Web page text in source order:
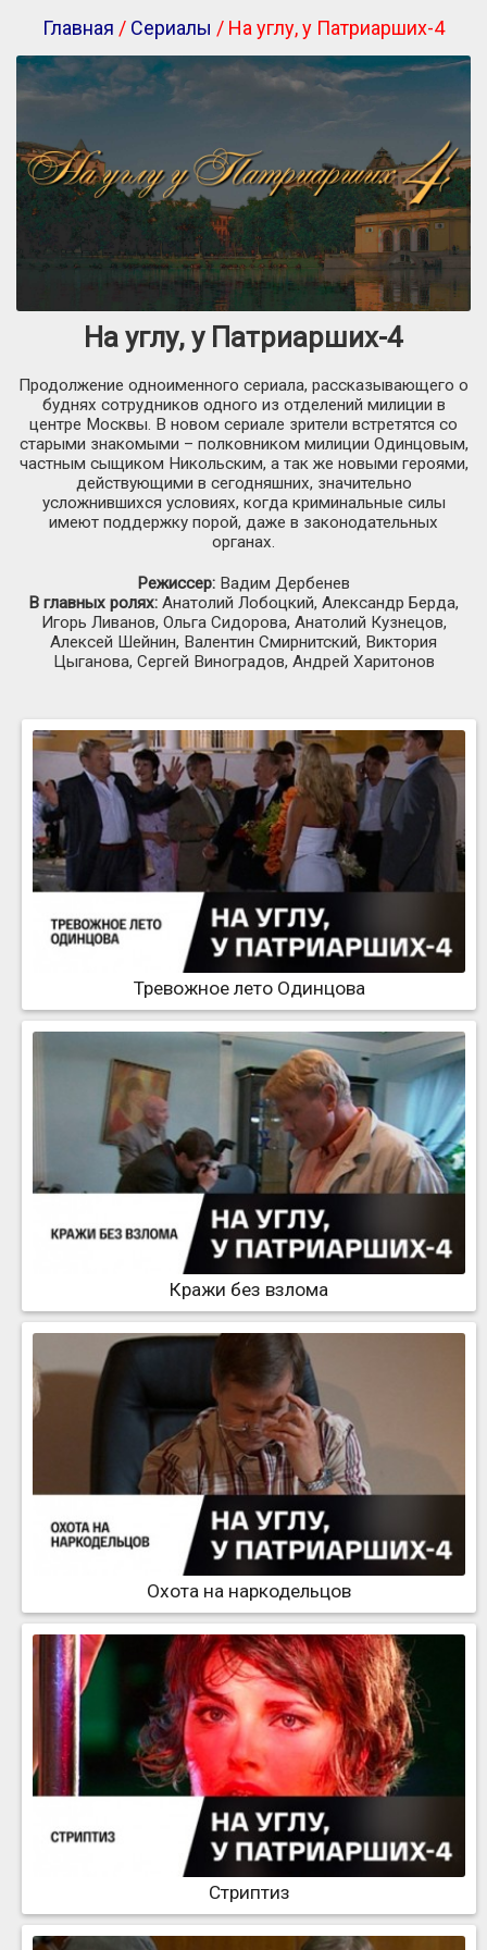
Главная / Сериалы / На углу, у Патриарших-4
На углу, у Патриарших-4
Продолжение одноименного сериала, рассказывающего о
буднях сотрудников одного из отделений милиции в
центре Москвы. В новом сериале зрители встретятся со
старыми знакомыми – полковником милиции Одинцовым,
частным сыщиком Никольским, а так же новыми героями,
действующими в сегодняшних, значительно
усложнившихся условиях, когда криминальные силы
имеют поддержку порой, даже в законодательных
органах.
Режиссер: Вадим Дербенев
В главных ролях: Анатолий Лобоцкий, Александр Берда,
Игорь Ливанов, Ольга Сидорова, Анатолий Кузнецов,
Алексей Шейнин, Валентин Смирнитский, Виктория
Цыганова, Сергей Виноградов, Андрей Харитонов
Тревожное лето Одинцова
Кражи без взлома
Охота на наркодельцов
Стриптиз